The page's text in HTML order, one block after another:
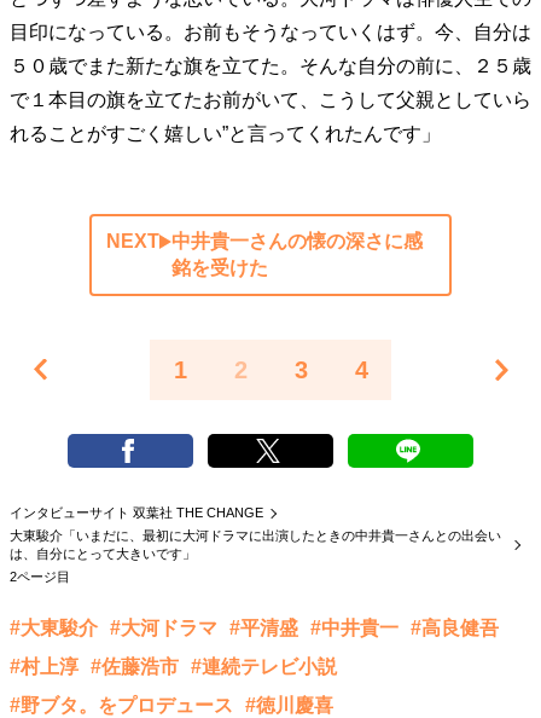
目印になっている。お前もそうなっていくはず。今、自分は
５０歳でまた新たな旗を立てた。そんな自分の前に、２５歳
で１本目の旗を立てたお前がいて、こうして父親としていら
れることがすごく嬉しい”と言ってくれたんです」
NEXT
中井貴一さんの懐の深さに感
銘を受けた
1 2 3 4
インタビューサイト 双葉社 THE CHANGE
大東駿介「いまだに、最初に大河ドラマに出演したときの中井貴一さんとの出会い
は、自分にとって大きいです」
2ページ目
#大東駿介 #大河ドラマ #平清盛 #中井貴一 #高良健吾
#村上淳 #佐藤浩市 #連続テレビ小説
#野ブタ。をプロデュース
#徳川慶喜